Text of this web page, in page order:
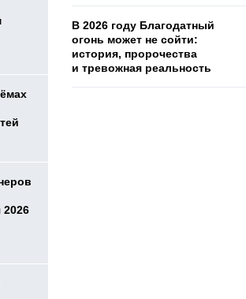
2026
В 2026 году Благодатный
огонь может не сойти:
история, пророчества
и тревожная реальность